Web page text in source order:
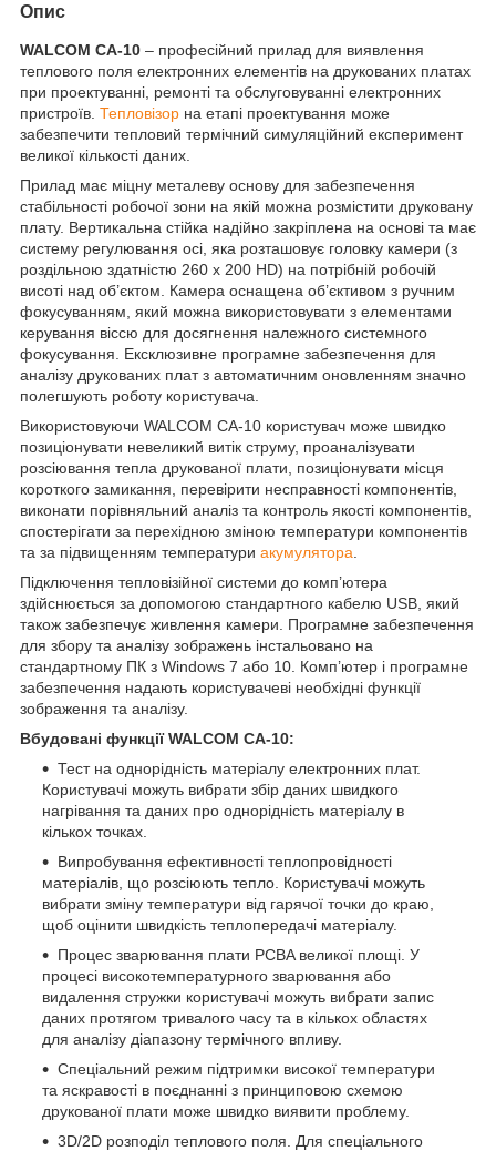
Опис
WALCOM CA-10 – професійний прилад для виявлення
теплового поля електронних елементів на друкованих платах
при проектуванні, ремонті та обслуговуванні електронних
пристроїв. Тепловізор на етапі проектування може
забезпечити тепловий термічний симуляційний експеримент
великої кількості даних.
Прилад має міцну металеву основу для забезпечення
стабільності робочої зони на якій можна розмістити друковану
плату. Вертикальна стійка надійно закріплена на основі та має
систему регулювання осі, яка розташовує головку камери (з
роздільною здатністю 260 х 200 HD) на потрібній робочій
висоті над об’єктом. Камера оснащена об’єктивом з ручним
фокусуванням, який можна використовувати з елементами
керування віссю для досягнення належного системного
фокусування. Ексклюзивне програмне забезпечення для
аналізу друкованих плат з автоматичним оновленням значно
полегшують роботу користувача.
Використовуючи WALCOM CA-10 користувач може швидко
позиціонувати невеликий витік струму, проаналізувати
розсіювання тепла друкованої плати, позиціонувати місця
короткого замикання, перевірити несправності компонентів,
виконати порівняльний аналіз та контроль якості компонентів,
спостерігати за перехідною зміною температури компонентів
та за підвищенням температури акумулятора
Підключення тепловізійної системи до комп’ютера
здійснюється за допомогою стандартного кабелю USB, який
також забезпечує живлення камери. Програмне забезпечення
для збору та аналізу зображень інстальовано на
стандартному ПК з Windows 7 або 10. Комп’ютер і програмне
забезпечення надають користувачеві необхідні функції
зображення та аналізу.
Вбудовані функції WALCOM CA-10:
Тест на однорідність матеріалу електронних плат.
Користувачі можуть вибрати збір даних швидкого
нагрівання та даних про однорідність матеріалу в
кількох точках.
Випробування ефективності теплопровідності
матеріалів, що розсіюють тепло. Користувачі можуть
вибрати зміну температури від гарячої точки до краю,
щоб оцінити швидкість теплопередачі матеріалу.
Процес зварювання плати PCBA великої площі. У
процесі високотемпературного зварювання або
видалення стружки користувачі можуть вибрати запис
даних протягом тривалого часу та в кількох областях
для аналізу діапазону термічного впливу.
Спеціальний режим підтримки високої температури
та яскравості в поєднанні з принциповою схемою
друкованої плати може швидко виявити проблему.
3D/2D розподіл теплового поля. Для спеціального